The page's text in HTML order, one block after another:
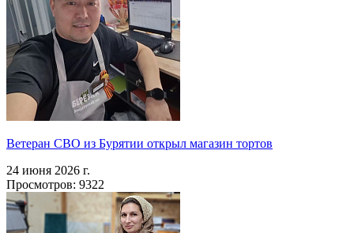
Ветеран СВО из Бурятии открыл магазин тортов
24 июня 2026 г.
Просмотров: 9322